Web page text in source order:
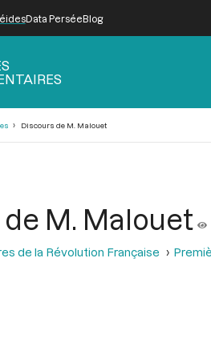
Data PerséeBlog
Discours de M. Malouet
M. Malouet
de la Révolution Française